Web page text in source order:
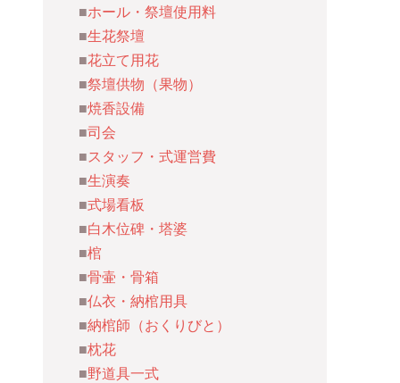
ホール・祭壇使用料
生花祭壇
花立て用花
祭壇供物（果物）
焼香設備
司会
スタッフ・式運営費
生演奏
式場看板
白木位碑・塔婆
棺
骨壷・骨箱
仏衣・納棺用具
納棺師（おくりびと）
枕花
野道具一式